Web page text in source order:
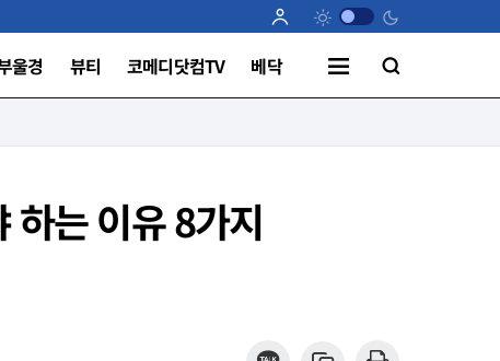
울경 뷰티 코메디닷컴TV 베닥
하는 이유 8가지